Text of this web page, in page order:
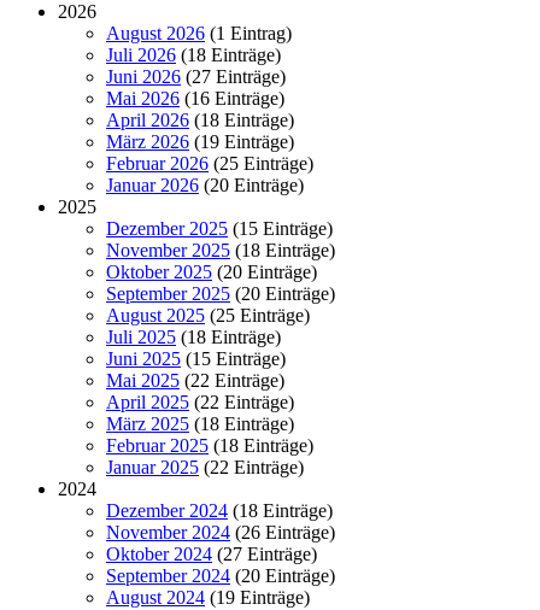
2026
August 2026 (1 Eintrag)
Juli 2026 (18 Einträge)
Juni 2026 (27 Einträge)
Mai 2026 (16 Einträge)
April 2026 (18 Einträge)
März 2026 (19 Einträge)
Februar 2026 (25 Einträge)
Januar 2026 (20 Einträge)
2025
Dezember 2025 (15 Einträge)
November 2025 (18 Einträge)
Oktober 2025 (20 Einträge)
September 2025 (20 Einträge)
August 2025 (25 Einträge)
Juli 2025 (18 Einträge)
Juni 2025 (15 Einträge)
Mai 2025 (22 Einträge)
April 2025 (22 Einträge)
März 2025 (18 Einträge)
Februar 2025 (18 Einträge)
Januar 2025 (22 Einträge)
2024
Dezember 2024 (18 Einträge)
November 2024 (26 Einträge)
Oktober 2024 (27 Einträge)
September 2024 (20 Einträge)
August 2024 (19 Einträge)